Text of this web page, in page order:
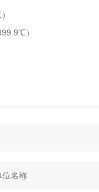
）